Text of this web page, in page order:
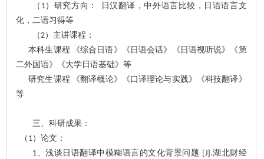
（ 1）研究方向：
日汉翻译，中外语言比较，日语语言文
化，二语习得等
（2）主讲课程：
本科生课程 《综合日语》《 日语会话》《 日语视听说》《第
二外国语》《大学日语基础》等
研究生课程 《翻译概论》《 口译理论与实践》
《科技翻译》
等
三、科研成果：
（ 1）论文：
1、浅谈日语翻译中模糊语言的文化背景问题 [J] .湖北财经